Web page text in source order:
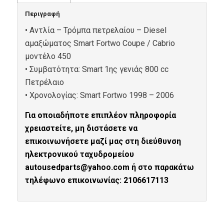
Περιγραφή
• Αντλία – Τρόμπα πετρελαίου – Diesel
αμαξώματος Smart Fortwo Coupe / Cabrio
μοντέλο 450
• Συμβατότητα: Smart 1ης γενιάς 800 cc
Πετρέλαιο
• Xρονολογίας: Smart Fortwo 1998 – 2006
Για οποιαδήποτε επιπλέον πληροφορία
χρειαστείτε, μη διστάσετε να
επικοινωνήσετε μαζί μας στη διεύθυνση
ηλεκτρονικού ταχυδρομείου
autousedparts@yahoo.com ή στο παρακάτω
τηλέφωνο επικοινωνίας: 2106617113